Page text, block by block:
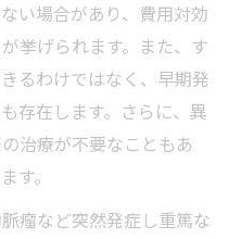
い場合があり、費用対効
挙げられます。また、す
るわけではなく、早期発
存在します。さらに、異
治療が不要なこともあ
す。
瘤など突然発症し重篤な